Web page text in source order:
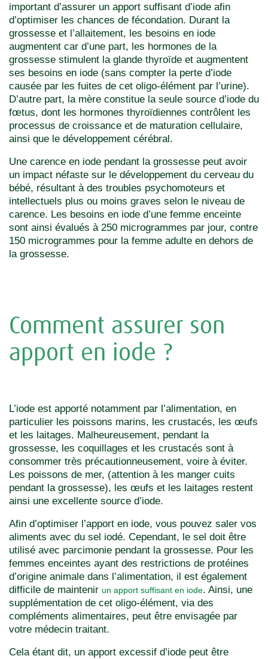
important d’assurer un apport suffisant d’iode afin
d’optimiser les chances de fécondation. Durant la
grossesse et l’allaitement, les besoins en iode
augmentent car d’une part, les hormones de la
grossesse stimulent la glande thyroïde et augmentent
ses besoins en iode (sans compter la perte d’iode
causée par les fuites de cet oligo-élément par l’urine).
D’autre part, la mère constitue la seule source d’iode du
fœtus, dont les hormones thyroïdiennes contrôlent les
processus de croissance et de maturation cellulaire,
ainsi que le développement cérébral.
Une carence en iode pendant la grossesse peut avoir
un impact néfaste sur le développement du cerveau du
bébé, résultant à des troubles psychomoteurs et
intellectuels plus ou moins graves selon le niveau de
carence. Les besoins en iode d’une femme enceinte
sont ainsi évalués à 250 microgrammes par jour, contre
150 microgrammes pour la femme adulte en dehors de
la grossesse.
Comment assurer son
apport en iode ?
L’iode est apporté notamment par l’alimentation, en
particulier les poissons marins, les crustacés, les œufs
et les laitages. Malheureusement, pendant la
grossesse, les coquillages et les crustacés sont à
consommer très précautionneusement, voire à éviter.
Les poissons de mer, (attention à les manger cuits
pendant la grossesse), les œufs et les laitages restent
ainsi une excellente source d’iode.
Afin d’optimiser l’apport en iode, vous pouvez saler vos
aliments avec du sel iodé. Cependant, le sel doit être
utilisé avec parcimonie pendant la grossesse. Pour les
femmes enceintes ayant des restrictions de protéines
d’origine animale dans l’alimentation, il est également
difficile de maintenir un apport suffisant en iode. Ainsi, une
supplémentation de cet oligo-élément, via des
compléments alimentaires, peut être envisagée par
votre médecin traitant.
Cela étant dit, un apport excessif d’iode peut être